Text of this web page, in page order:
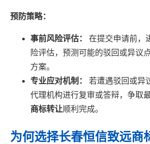
预防策略：
事前风险评估：
在提交申请前，
险评估，预测可能的驳回或异议
方案。
专业应对机制：
若遭遇驳回或异
代理机构进行复审或答辩，争取
商标转让顺利完成。
为何选择长春恒信致远商